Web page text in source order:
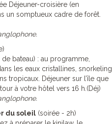
Déjeuner-croisière (en
un somptueux cadre de forêt.
bateau) : au programme,
les eaux cristallines, snorkeling
tropicaux. Déjeuner sur l’île que
à votre hôtel vers 16 h.(Déj)
du soleil (soirée - 2h)